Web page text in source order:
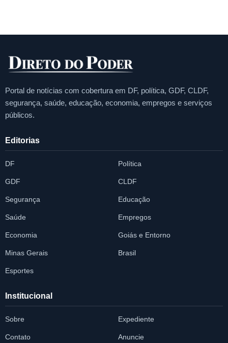
Portal de notícias com cobertura em DF, política, GDF, CLDF,
segurança, saúde, educação, economia, empregos e serviços
públicos.
Editorias
DF Política
GDF CLDF
Segurança Educação
Saúde Empregos
Economia Goiás e Entorno
Minas Gerais Brasil
Esportes
Institucional
Sobre Expediente
Contato Anuncie